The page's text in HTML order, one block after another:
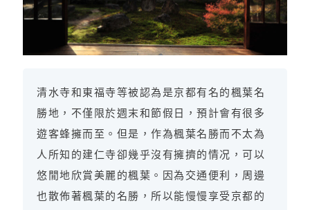
清水寺和東福寺等被認為是京都有名的楓葉名
勝地，不僅限於週末和節假日，預計會有很多
遊客蜂擁而至。但是，作為楓葉名勝而不太為
人所知的建仁寺卻幾乎沒有擁擠的情况，可以
悠閒地欣賞美麗的楓葉。因為交通便利，周邊
也散佈著楓葉的名勝，所以能慢慢享受京都的